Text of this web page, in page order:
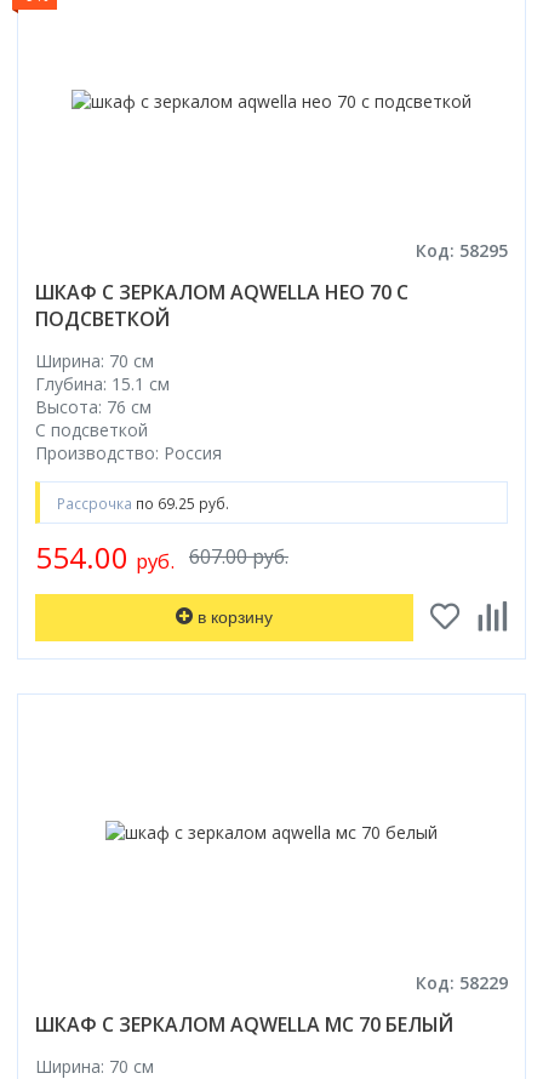
Код: 58295
ШКАФ С ЗЕРКАЛОМ AQWELLA НЕО 70 С
ПОДСВЕТКОЙ
Ширина: 70 см
Глубина: 15.1 см
Высота: 76 см
С подсветкой
Производство: Россия
Рассрочка по 69.25 руб.
607.00 руб.
554.00 руб.
в корзину
Код: 58229
ШКАФ С ЗЕРКАЛОМ AQWELLA МС 70 БЕЛЫЙ
Ширина: 70 см